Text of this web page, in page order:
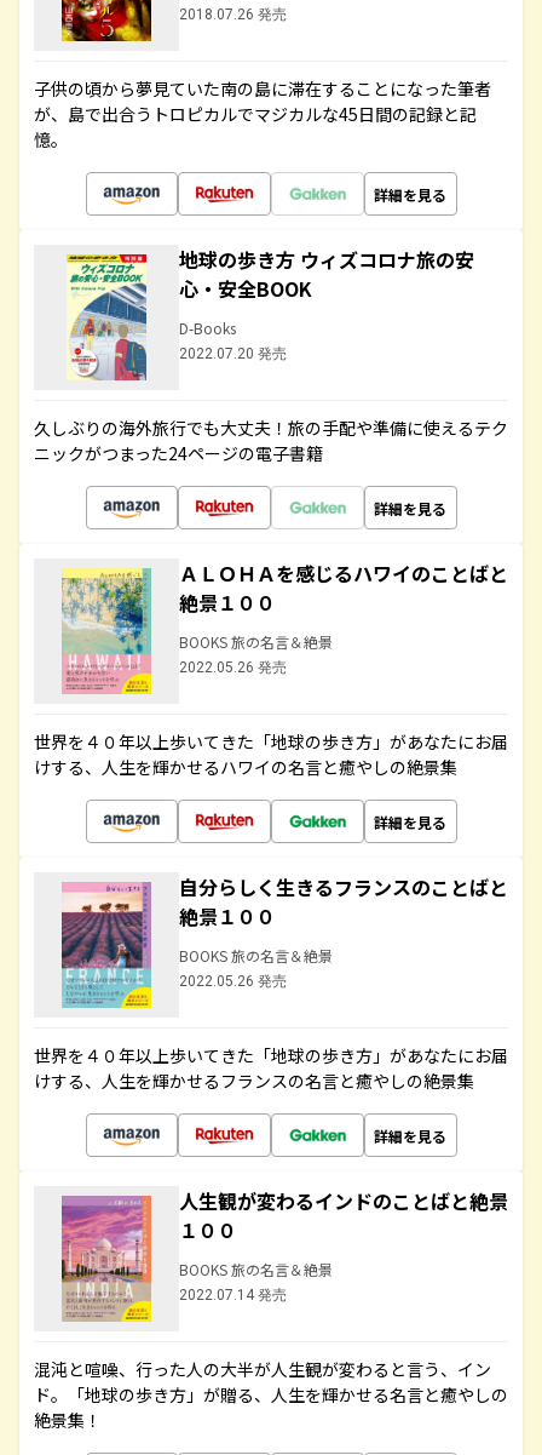
2018.07.26 発売
子供の頃から夢見ていた南の島に滞在することになった筆者
が、島で出合うトロピカルでマジカルな45日間の記録と記
憶。
詳細を見る
地球の歩き方 ウィズコロナ旅の安
心・安全BOOK
D-Books
2022.07.20 発売
久しぶりの海外旅行でも大丈夫！旅の手配や準備に使えるテク
ニックがつまった24ページの電子書籍
詳細を見る
ＡＬＯＨＡを感じるハワイのことばと
絶景１００
BOOKS 旅の名言＆絶景
2022.05.26 発売
世界を４０年以上歩いてきた「地球の歩き方」があなたにお届
けする、人生を輝かせるハワイの名言と癒やしの絶景集
詳細を見る
自分らしく生きるフランスのことばと
絶景１００
BOOKS 旅の名言＆絶景
2022.05.26 発売
世界を４０年以上歩いてきた「地球の歩き方」があなたにお届
けする、人生を輝かせるフランスの名言と癒やしの絶景集
詳細を見る
人生観が変わるインドのことばと絶景
１００
BOOKS 旅の名言＆絶景
2022.07.14 発売
混沌と喧噪、行った人の大半が人生観が変わると言う、イン
ド。「地球の歩き方」が贈る、人生を輝かせる名言と癒やしの
絶景集！